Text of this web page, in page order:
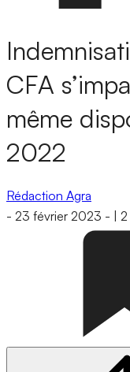
CFA
même
2022
Rédaction Agra
- 23 février 2023 - 2